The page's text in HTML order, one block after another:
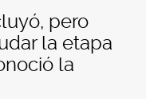
pero
la etapa
la